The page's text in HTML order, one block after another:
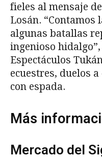
fieles al mensaje
Losán. “Contamos
algunas batallas
ingenioso
Espectáculos
ecuestres, duelos
con espada.
Más
Mercado del